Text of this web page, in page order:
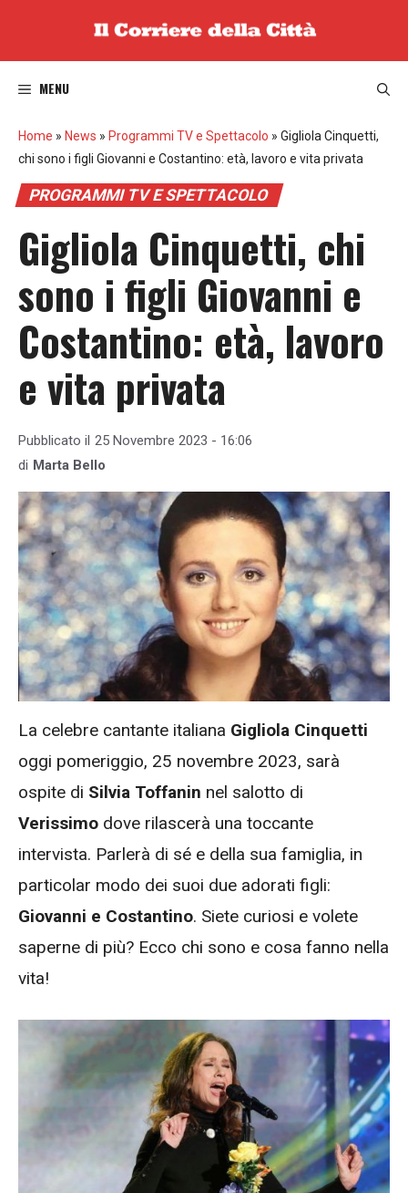
MENU
Home » News » Programmi TV e Spettacolo » Gigliola Cinquetti,
chi sono i figli Giovanni e Costantino: età, lavoro e vita privata
PROGRAMMI TV E SPETTACOLO
Gigliola Cinquetti, chi
sono i figli Giovanni e
Costantino: età, lavoro
e vita privata
Pubblicato il 25 Novembre 2023 - 16:06
di Marta Bello
La celebre cantante italiana Gigliola Cinquetti
oggi pomeriggio, 25 novembre 2023, sarà
ospite di Silvia Toffanin nel salotto di
Verissimo dove rilascerà una toccante
intervista. Parlerà di sé e della sua famiglia, in
particolar modo dei suoi due adorati figli:
Giovanni e Costantino. Siete curiosi e volete
saperne di più? Ecco chi sono e cosa fanno nella
vita!